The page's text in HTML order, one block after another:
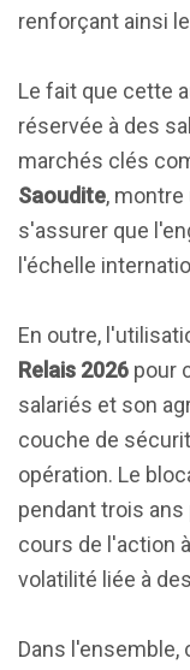
renforçant ainsi
Le fait que cette
réservée à des
marchés clés
Saoudite,
s'assurer que
l'échelle
En outre,
Relais 2026 pour
salariés et son
couche de
opération. Le
pendant trois
cours de l'action
volatilité liée à
Dans